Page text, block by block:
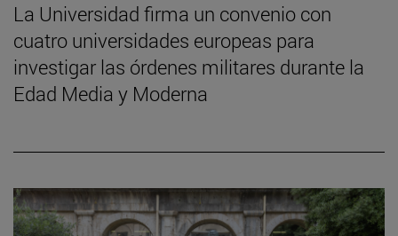
La Universidad firma un convenio con
cuatro universidades europeas para
investigar las órdenes militares durante la
Edad Media y Moderna